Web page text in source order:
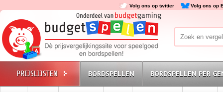
Volg ons op twitter Volg ons op
BORDSPELLEN BORDSPELLEN PER